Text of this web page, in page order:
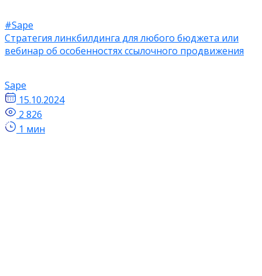
#Sape
Cтратегия линкбилдинга для любого бюджета или
вебинар об особенностях ссылочного продвижения
Sape
15.10.2024
2 826
1 мин